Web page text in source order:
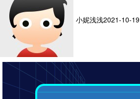
小妮浅浅2021-10-